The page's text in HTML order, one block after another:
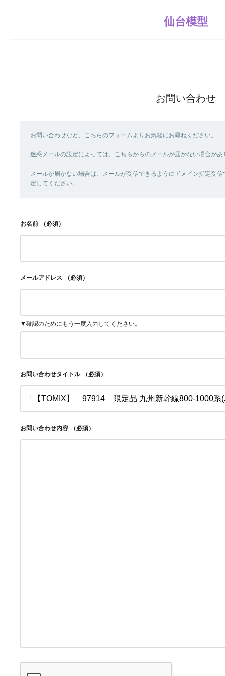
仙台模型
お問い合わせ
お問い合わせなど、こちらのフォームよりお気軽にお尋ねください。
迷惑メールの設定によっては、こちらからのメールが届かない場合があ
メールが届かない場合は、メールが受信できるようにドメイン指定受信
定してください。
お名前 （必須）
メールアドレス （必須）
▼確認のためにもう一度入力してください。
お問い合わせタイトル （必須）
お問い合わせ内容 （必須）